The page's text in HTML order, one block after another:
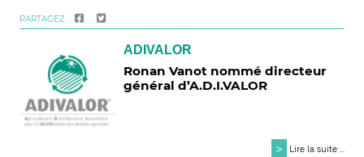
PARTAGEZ
ADIVALOR
Ronan Vanot nommé directeur
général d’A.D.I.VALOR
> Lire la suite ...